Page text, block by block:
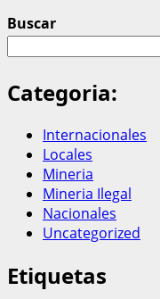
Buscar
Categoria:
Internacionales
Locales
Mineria
Mineria Ilegal
Nacionales
Uncategorized
Etiquetas